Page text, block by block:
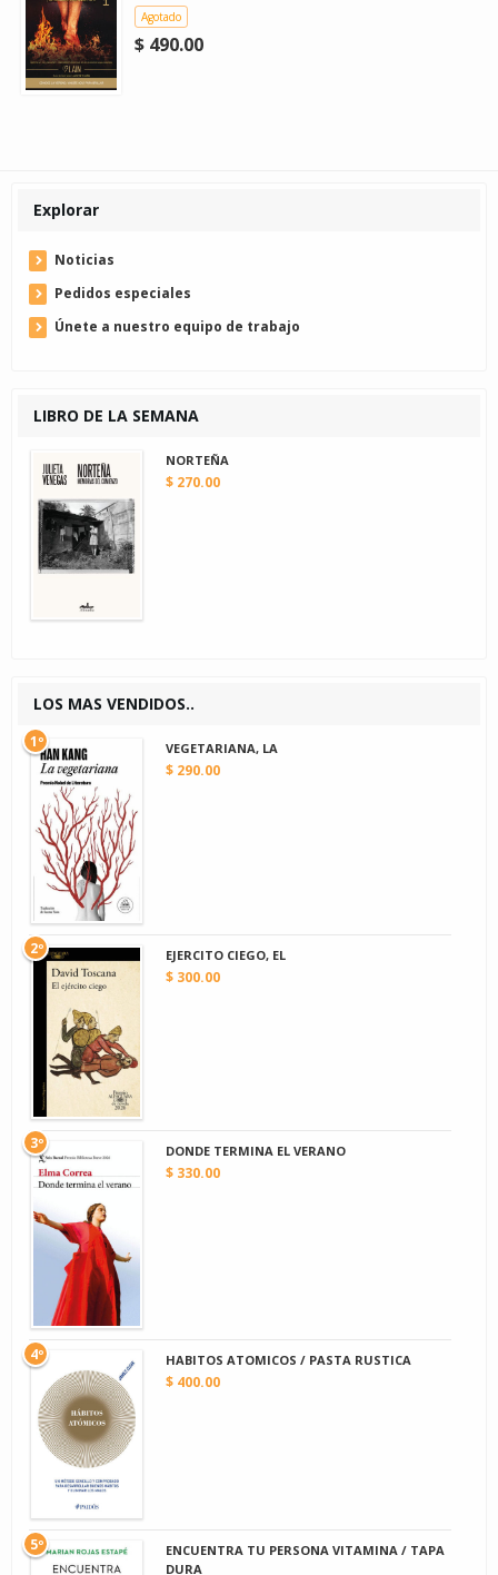
Agotado
$ 490.00
Explorar
Noticias
Pedidos especiales
Únete a nuestro equipo de trabajo
LIBRO DE LA SEMANA
NORTEÑA
$ 270.00
LOS MAS VENDIDOS..
VEGETARIANA, LA
$ 290.00
1º
EJERCITO CIEGO, EL
$ 300.00
2º
DONDE TERMINA EL VERANO
$ 330.00
3º
HABITOS ATOMICOS / PASTA RUSTICA
$ 400.00
4º
ENCUENTRA TU PERSONA VITAMINA / TAPA
DURA
5º